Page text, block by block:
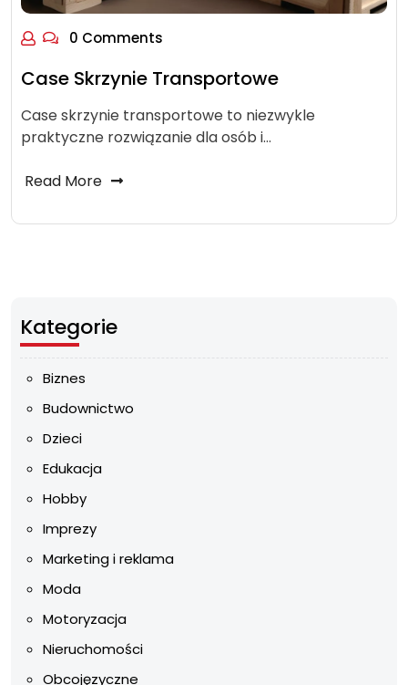
0 Comments
Case Skrzynie Transportowe
Case skrzynie transportowe to niezwykle
praktyczne rozwiązanie dla osób i…
Read More
Kategorie
Biznes
Budownictwo
Dzieci
Edukacja
Hobby
Imprezy
Marketing i reklama
Moda
Motoryzacja
Nieruchomości
Obcojęzyczne